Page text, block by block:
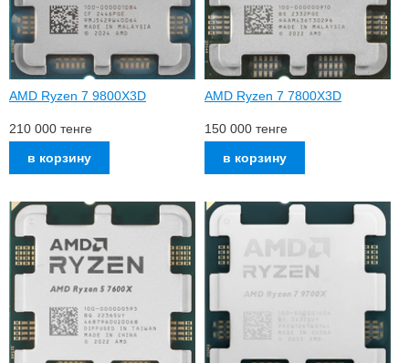
AMD Ryzen 7 9800X3D
210 000 тенге
AMD Ryzen 7 7800X3D
150 000 тенге